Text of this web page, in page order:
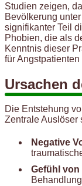
Studien zeigen,
Bevölkerung
signifikanter Teil
Phobien, die als
Kenntnis dieser
für
Ursachen
Die Entstehung
Zentrale Auslöser
Negative
Gefühl